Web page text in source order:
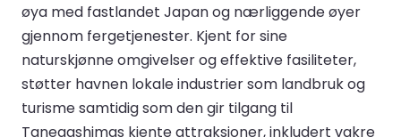
øya med fastlandet Japan og nærliggende øyer
gjennom fergetjenester. Kjent for sine
naturskjønne omgivelser og effektive fasiliteter,
støtter havnen lokale industrier som landbruk og
turisme samtidig som den gir tilgang til
Tanegashimas kjente attraksjoner, inkludert vakre